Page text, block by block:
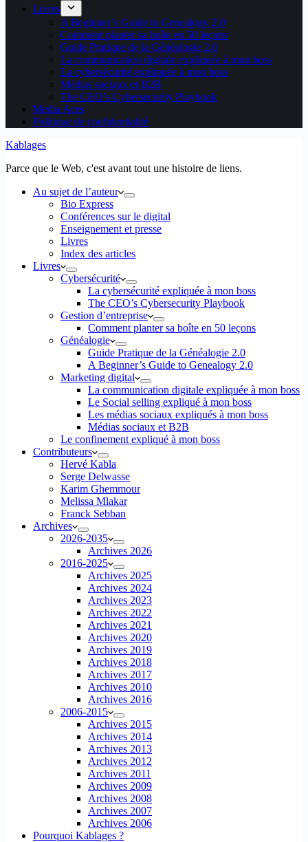
Livres
A Beginner’s Guide to Genealogy 2.0
Comment planter sa boîte en 50 leçons
Guide Pratique de la Généalogie 2.0
La communication digitale expliquée à mon boss
La cybersécurité expliquée à mon boss
Médias sociaux et B2B
The CEO’s Cybersecurity Playbook
Media Aces
Politique de confidentialité
Kablages
Parce que le Web, c'est avant tout une histoire de liens.
Au sujet de l’auteur
Bio Express
Conférences sur le digital
Enseignement et presse
Livres
Index des articles
Livres
Cybersécurité
La cybersécurité expliquée à mon boss
The CEO’s Cybersecurity Playbook
Gestion d’entreprise
Comment planter sa boîte en 50 leçons
Généalogie
Guide Pratique de la Généalogie 2.0
A Beginner’s Guide to Genealogy 2.0
Marketing digital
La communication digitale expliquée à mon boss
Le Social selling expliqué à mon boss
Les médias sociaux expliqués à mon boss
Médias sociaux et B2B
Le confinement expliqué à mon boss
Contributeurs
Hervé Kabla
Serge Delwasse
Karim Ghemmour
Melissa Mlakar
Franck Sebban
Archives
2026-2035
Archives 2026
2016-2025
Archives 2025
Archives 2024
Archives 2023
Archives 2022
Archives 2021
Archives 2020
Archives 2019
Archives 2018
Archives 2017
Archives 2010
Archives 2016
2006-2015
Archives 2015
Archives 2014
Archives 2013
Archives 2012
Archives 2011
Archives 2009
Archives 2008
Archives 2007
Archives 2006
Pourquoi Kablages ?